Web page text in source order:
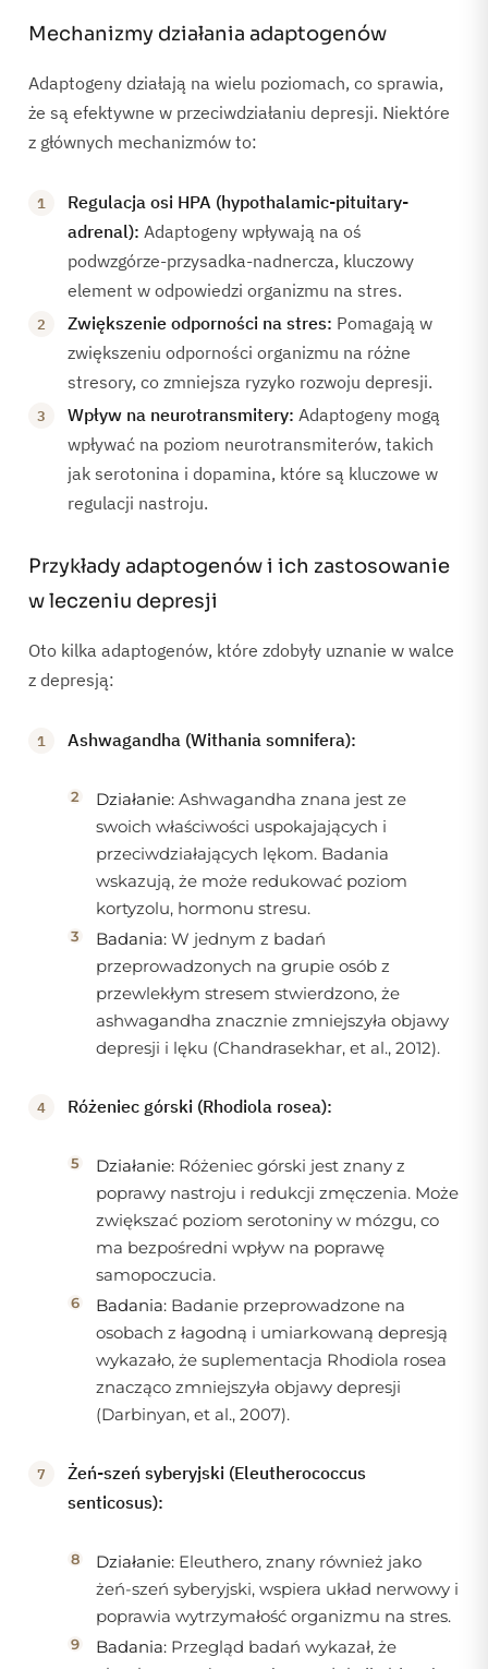
Mechanizmy działania adaptogenów
Adaptogeny działają na wielu poziomach, co sprawia,
że są efektywne w przeciwdziałaniu depresji. Niektóre
z głównych mechanizmów to:
Regulacja osi HPA (hypothalamic-pituitary-
adrenal): Adaptogeny wpływają na oś
podwzgórze-przysadka-nadnercza, kluczowy
element w odpowiedzi organizmu na stres.
Zwiększenie odporności na stres: Pomagają w
zwiększeniu odporności organizmu na różne
stresory, co zmniejsza ryzyko rozwoju depresji.
Wpływ na neurotransmitery: Adaptogeny mogą
wpływać na poziom neurotransmiterów, takich
jak serotonina i dopamina, które są kluczowe w
regulacji nastroju.
Przykładyadaptogenówi ich zastosowanie
w leczeniu depresji
Oto kilka adaptogenów, które zdobyły uznanie w walce
z depresją:
Ashwagandha (Withania somnifera):
Działanie: Ashwagandha znana jest ze
swoich właściwości uspokajających i
przeciwdziałających lękom. Badania
wskazują, że może redukować poziom
kortyzolu, hormonu stresu.
Badania: W jednym z badań
przeprowadzonych na grupie osób z
przewlekłym stresem stwierdzono, że
ashwagandha znacznie zmniejszyła objawy
depresji i lęku (Chandrasekhar, et al., 2012).
Różeniec górski (Rhodiola rosea):
Działanie: Różeniec górski jest znany z
poprawy nastroju i redukcji zmęczenia. Może
zwiększać poziom serotoniny w mózgu, co
ma bezpośredni wpływ na poprawę
samopoczucia.
Badania: Badanie przeprowadzone na
osobach z łagodną i umiarkowaną depresją
wykazało, że suplementacja Rhodiola rosea
znacząco zmniejszyła objawy depresji
(Darbinyan, et al., 2007).
Żeń-szeń syberyjski (Eleutherococcus
senticosus):
Działanie: Eleuthero, znany również jako
żeń-szeń syberyjski, wspiera układ nerwowy i
poprawia wytrzymałość organizmu na stres.
Badania: Przegląd badań wykazał, że